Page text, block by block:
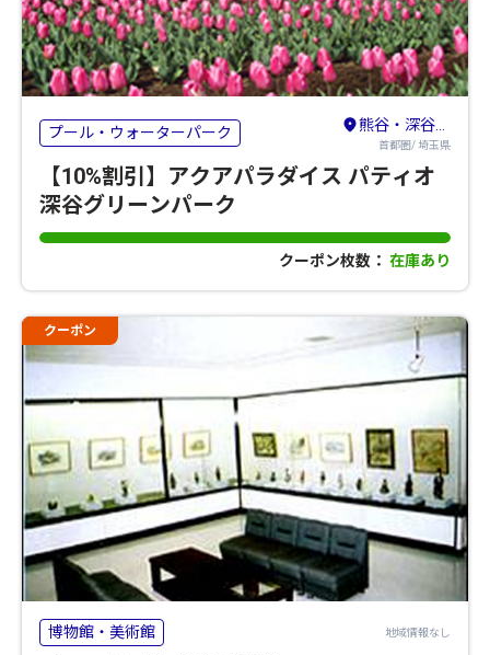
プール・ウォーターパーク 熊谷・深谷・鴻巣
首都圏/ 埼玉県
【10%割引】アクアパラダイス パティオ
深谷グリーンパーク
クーポン枚数： 在庫あり
クーポン
博物館・美術館 地域情報なし